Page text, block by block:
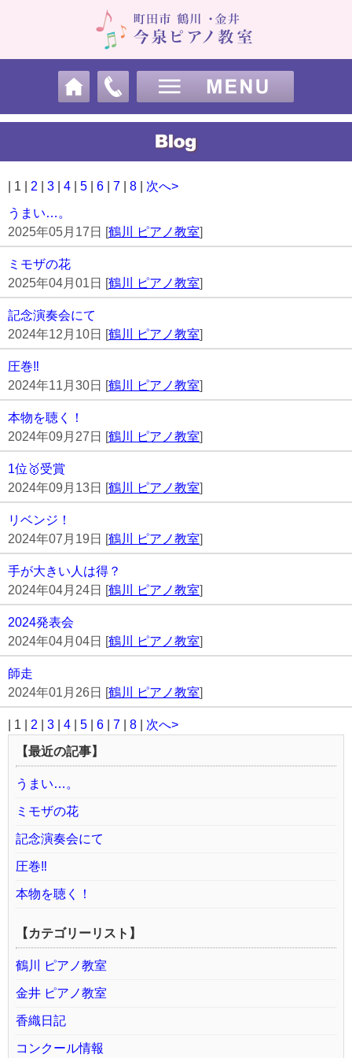
| 1 | 2 3 4 5 6 7 8
次へ>
うまい…。
2025年05月17日 [鶴川 ピアノ教室]
ミモザの花
2025年04月01日 [鶴川 ピアノ教室]
記念演奏会にて
2024年12月10日 [鶴川 ピアノ教室]
圧巻‼️
2024年11月30日 [鶴川 ピアノ教室]
本物を聴く！
2024年09月27日 [鶴川 ピアノ教室]
1位🥇受賞
2024年09月13日 [鶴川 ピアノ教室]
リベンジ！
2024年07月19日 [鶴川 ピアノ教室]
手が大きい人は得？
2024年04月24日 [鶴川 ピアノ教室]
2024発表会
2024年04月04日 [鶴川 ピアノ教室]
師走
2024年01月26日 [鶴川 ピアノ教室]
| 1 | 2 3 4 5 6 7 8
次へ>
【最近の記事】
うまい…。
ミモザの花
記念演奏会にて
圧巻‼️
本物を聴く！
【カテゴリーリスト】
鶴川 ピアノ教室
金井 ピアノ教室
香織日記
コンクール情報